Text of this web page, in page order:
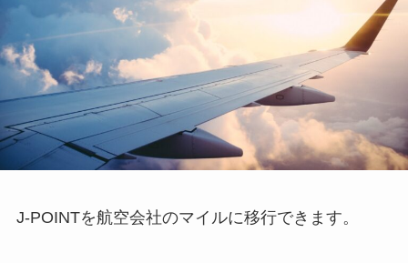
J-POINTを航空会社のマイルに移行できます。